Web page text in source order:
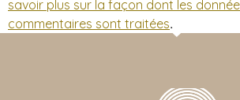
savoir plus sur la façon dont les
commentaires sont traitées.